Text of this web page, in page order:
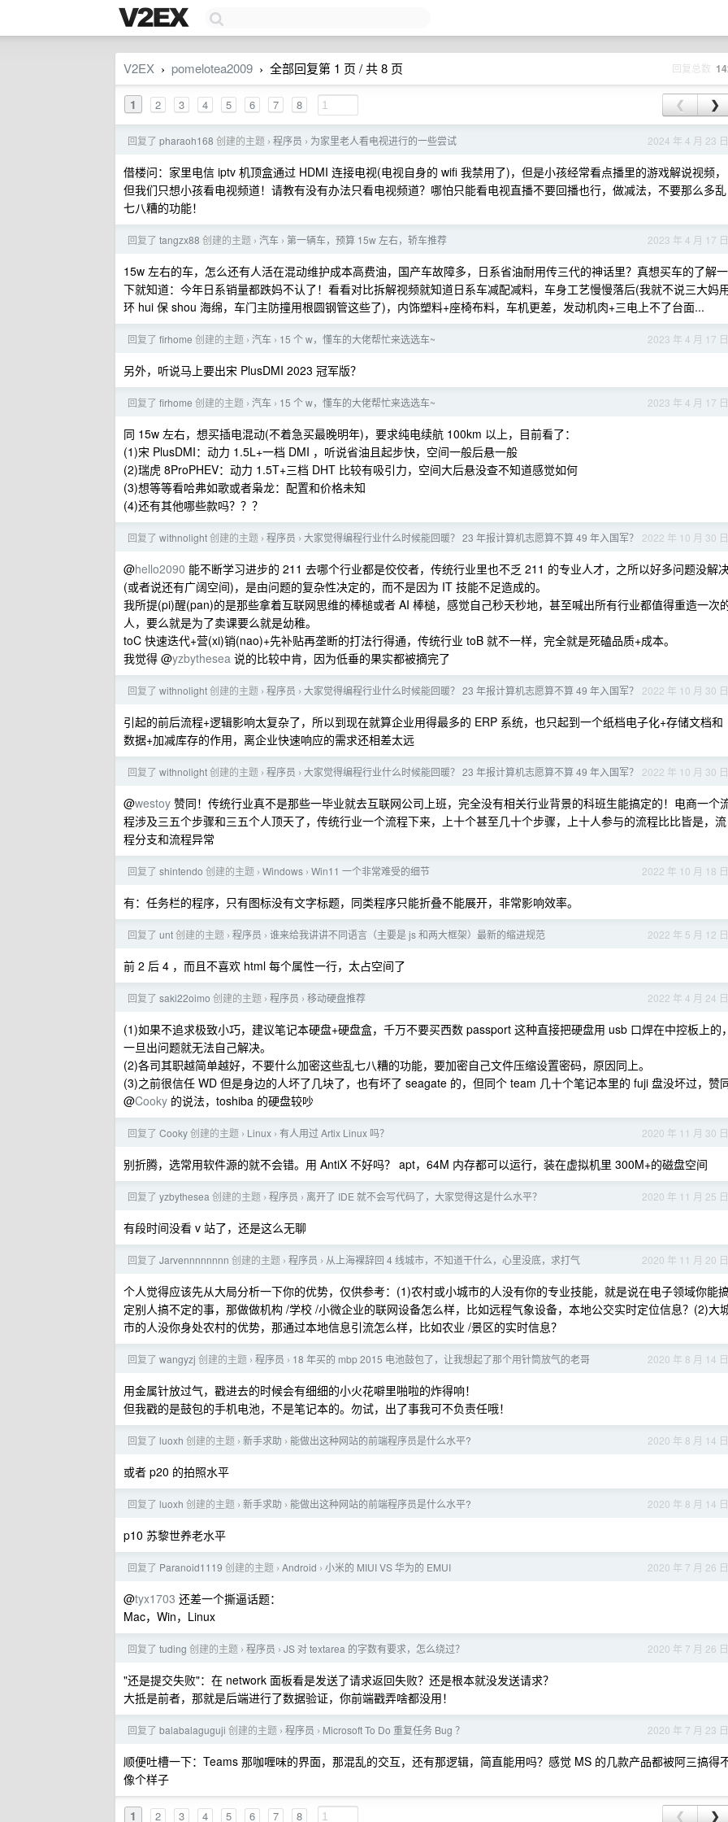
V2EX › pomelotea2009 › 全部回复第 1 页 / 共 8 页 回复总数
1 2 3 4 5 6 7 8 ❮ ❯
2024 年 4 月 23 日
回复了 pharaoh168 创建的主题 › 程序员 › 为家里老人看电视进行的一些尝试
借楼问：家里电信 iptv 机顶盒通过 HDMI 连接电视(电视自身的 wifi 我禁用了)，但是小孩经常看点播里的游戏解说视频，
但我们只想小孩看电视频道！请教有没有办法只看电视频道？哪怕只能看电视直播不要回播也行，做减法，不要那么多乱
七八糟的功能！
2023 年 4 月 17 日
回复了 tangzx88 创建的主题 › 汽车 › 第一辆车，预算 15w 左右，轿车推荐
15w 左右的车，怎么还有人活在混动维护成本高费油，国产车故障多，日系省油耐用传三代的神话里？真想买车的了解一
下就知道：今年日系销量都跌妈不认了！看看对比拆解视频就知道日系车减配减料，车身工艺慢慢落后(我就不说三大妈
环 hui 保 shou 海绵，车门主防撞用根圆钢管这些了)，内饰塑料+座椅布料，车机更差，发动机肉+三电上不了台面...
2023 年 4 月 17 日
回复了 firhome 创建的主题 › 汽车 › 15 个 w，懂车的大佬帮忙来选选车~
另外，听说马上要出宋 PlusDMI 2023 冠军版？
2023 年 4 月 17 日
回复了 firhome 创建的主题 › 汽车 › 15 个 w，懂车的大佬帮忙来选选车~
同 15w 左右，想买插电混动(不着急买最晚明年)，要求纯电续航 100km 以上，目前看了：
(1)宋 PlusDMI：动力 1.5L+一档 DMI ，听说省油且起步快，空间一般后悬一般
(2)瑞虎 8ProPHEV：动力 1.5T+三档 DHT 比较有吸引力，空间大后悬没查不知道感觉如何
(3)想等等看哈弗如歌或者枭龙：配置和价格未知
(4)还有其他哪些款吗？？？
2022 年 10 月 30 日
回复了 withnolight创建的主题 › 程序员 › 大家觉得编程行业什么时候能回暖？ 23 年报计算机志愿算不算 49 年入国军？
@hello2090 能不断学习进步的 211 去哪个行业都是佼佼者，传统行业里也不乏 211 的专业人才，之所以好多问题没解
(或者说还有广阔空间)，是由问题的复杂性决定的，而不是因为 IT 技能不足造成的。
我所提(pi)醒(pan)的是那些拿着互联网思维的棒槌或者 AI 棒槌，感觉自己秒天秒地，甚至喊出所有行业都值得重造一次
人，要么就是为了卖课要么就是幼稚。
toC 快速迭代+营(xi)销(nao)+先补贴再垄断的打法行得通，传统行业 toB 就不一样，完全就是死磕品质+成本。
我觉得 @yzbythesea 说的比较中肯，因为低垂的果实都被摘完了
2022 年 10 月 30 日
回复了 withnolight创建的主题 › 程序员 › 大家觉得编程行业什么时候能回暖？ 23 年报计算机志愿算不算 49 年入国军？
引起的前后流程+逻辑影响太复杂了，所以到现在就算企业用得最多的 ERP 系统，也只起到一个纸档电子化+存储文档和
数据+加减库存的作用，离企业快速响应的需求还相差太远
2022 年 10 月 30 日
回复了 withnolight创建的主题 › 程序员 › 大家觉得编程行业什么时候能回暖？ 23 年报计算机志愿算不算 49 年入国军？
@westoy 赞同！传统行业真不是那些一毕业就去互联网公司上班，完全没有相关行业背景的科班生能搞定的！电商一个
程涉及三五个步骤和三五个人顶天了，传统行业一个流程下来，上十个甚至几十个步骤，上十人参与的流程比比皆是，流
程分支和流程异常
2022 年 10 月 18 日
回复了 shintendo 创建的主题 › Windows › Win11 一个非常难受的细节
有：任务栏的程序，只有图标没有文字标题，同类程序只能折叠不能展开，非常影响效率。
2022 年 5 月 12 日
回复了 unt创建的主题 › 程序员 › 谁来给我讲讲不同语言（主要是 js 和两大框架）最新的缩进规范
前 2 后 4 ，而且不喜欢 html 每个属性一行，太占空间了
2022 年 4 月 24 日
回复了 saki22oimo 创建的主题 › 程序员 › 移动硬盘推荐
(1)如果不追求极致小巧，建议笔记本硬盘+硬盘盒，千万不要买西数 passport 这种直接把硬盘用 usb 口焊在中控板上的，
一旦出问题就无法自己解决。
(2)各司其职越简单越好，不要什么加密这些乱七八糟的功能，要加密自己文件压缩设置密码，原因同上。
(3)之前很信任 WD 但是身边的人坏了几块了，也有坏了 seagate 的，但同个 team 几十个笔记本里的 fuji 盘没坏过，赞
@Cooky 的说法，toshiba 的硬盘较吵
2020 年 11 月 30 日
回复了 Cooky创建的主题 › Linux › 有人用过 Artix Linux 吗？
别折腾，选常用软件源的就不会错。用 AntiX 不好吗？ apt，64M 内存都可以运行，装在虚拟机里 300M+的磁盘空间
2020 年 11 月 25 日
回复了 yzbythesea 创建的主题 › 程序员 › 离开了 IDE 就不会写代码了，大家觉得这是什么水平？
有段时间没看 v 站了，还是这么无聊
2020 年 11 月 20 日
回复了 Jarvennnnnnnn 创建的主题 › 程序员 › 从上海裸辞回 4 线城市，不知道干什么，心里没底，求打气
个人觉得应该先从大局分析一下你的优势，仅供参考：(1)农村或小城市的人没有你的专业技能，就是说在电子领域你能
定别人搞不定的事，那做做机构 /学校 /小微企业的联网设备怎么样，比如远程气象设备，本地公交实时定位信息？(2)大
市的人没你身处农村的优势，那通过本地信息引流怎么样，比如农业 /景区的实时信息？
2020 年 8 月 14 日
回复了 wangyzj 创建的主题 › 程序员 › 18 年买的 mbp 2015 电池鼓包了，让我想起了那个用针筒放气的老哥
用金属针放过气，戳进去的时候会有细细的小火花噼里啪啦的炸得响！
但我戳的是鼓包的手机电池，不是笔记本的。勿试，出了事我可不负责任哦！
2020 年 8 月 14 日
回复了 luoxh 创建的主题 › 新手求助 › 能做出这种网站的前端程序员是什么水平?
或者 p20 的拍照水平
2020 年 8 月 14 日
回复了 luoxh 创建的主题 › 新手求助 › 能做出这种网站的前端程序员是什么水平?
p10 苏黎世养老水平
2020 年 7 月 26 日
回复了 Paranoid1119 创建的主题 › Android › 小米的 MIUI VS 华为的 EMUI
@tyx1703 还差一个撕逼话题：
Mac，Win，Linux
2020 年 7 月 26 日
回复了 tuding 创建的主题 › 程序员 › JS 对 textarea 的字数有要求，怎么绕过？
"还是提交失败"：在 network 面板看是发送了请求返回失败？还是根本就没发送请求？
大抵是前者，那就是后端进行了数据验证，你前端戳弄啥都没用！
2020 年 7 月 23 日
回复了 balabalaguguji 创建的主题 › 程序员 › Microsoft To Do 重复任务 Bug ？
顺便吐槽一下：Teams 那咖喱味的界面，那混乱的交互，还有那逻辑，简直能用吗？感觉 MS 的几款产品都被阿三搞得
像个样子
1 2 3 4 5 6 7 8 ❮ ❯